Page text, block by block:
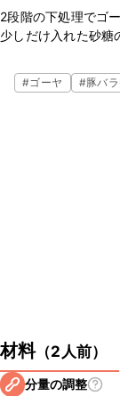
2段階の下処理でゴ
少しだけ入れた砂糖
バラ肉以外にもポ
くお召し上がりい
を調整してください
#ゴーヤ #豚バ
材料（2人前）
分量の調整